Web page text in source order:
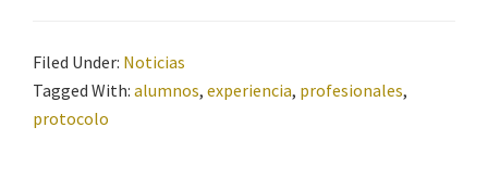
Filed Under: Noticias
Tagged With: alumnos, experiencia, profesionales,
protocolo